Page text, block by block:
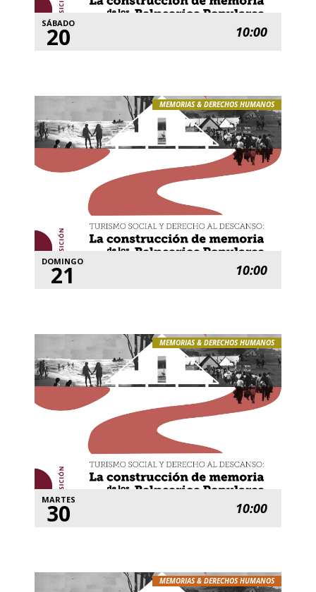
SÁBADO
20 10:00
MEMORIAS & DERECHOS HUMANOS
DOMINGO
21 10:00
MEMORIAS & DERECHOS HUMANOS
MARTES
30 10:00
MEMORIAS & DERECHOS HUMANOS